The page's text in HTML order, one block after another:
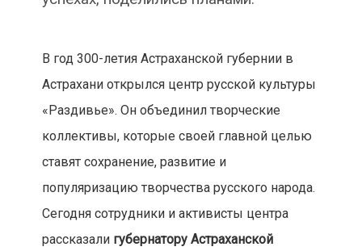
В год 300-летия Астраханской губернии в
Астрахани открылся центр русской культуры
«Раздивье». Он объединил творческие
коллективы, которые своей главной целью
ставят сохранение, развитие и
популяризацию творчества русского народа.
Сегодня сотрудники и активисты центра
рассказали губернатору Астраханской